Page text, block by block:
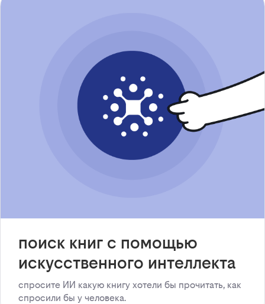
поиск книг с помощью
искусственного интеллекта
спросите ИИ какую книгу хотели бы прочитать, как
спросили бы у человека.